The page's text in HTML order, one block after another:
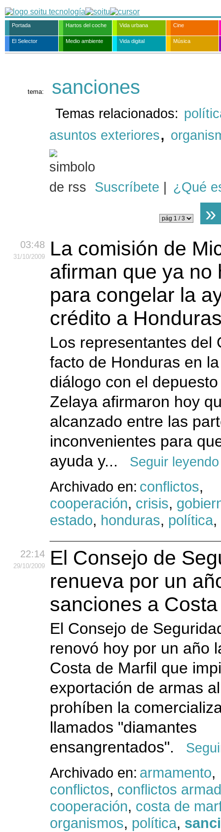
Portada Hartos del coche Vida urbana Cine
El Selector Medio ambiente Vida digital Música
tema: sanciones
Temas relacionados:
asuntos exteriores,
Suscríbete ¿Qué
»
03:48
31/10/2009
La comisión de
afirman que ya no
para congelar la
crédito a
Los representantes del
facto de Honduras en
diálogo con el
Zelaya afirmaron hoy
alcanzado entre las
inconvenientes para
ayuda y...
Seguir leyendo
Archivado en: conflictos,
cooperación, crisis,
estado, honduras, política,
22:14
29/10/2009
El Consejo de
renueva por un
sanciones a
El Consejo de
renovó hoy por un año
Costa de Marfil que
exportación de armas
prohíben la
llamados "diamantes
ensangrentados".
Archivado en: armamento,
conflictos, conflictos
cooperación, costa de
organismos, política,